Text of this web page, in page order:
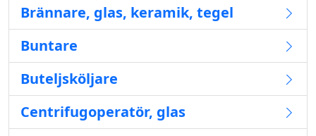
Brännare, glas, keramik, tegel
Buntare
Buteljsköljare
Centrifugoperatör, glas